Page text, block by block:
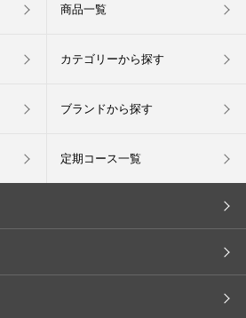
商品一覧
カテゴリーから探す
ブランドから探す
定期コース一覧